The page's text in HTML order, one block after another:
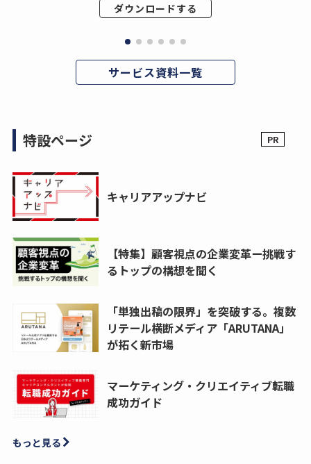
ダウンロードする
サービス資料一覧
特設ページ
キャリアアップナビ
【特集】顧客視点の企業変革ー挑戦す
るトップの構想を聞く
「単独出稿の限界」を突破する。複数
リテール横断メディア「ARUTANA」
が拓く新市場
マーケティング・クリエイティブ転職
成功ガイド
もっと見る